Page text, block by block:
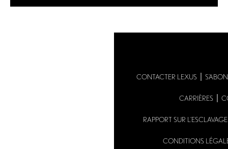
CONTACTER LEXUS
CARRIÈRES
RAPPORT SUR
CONDITIONS